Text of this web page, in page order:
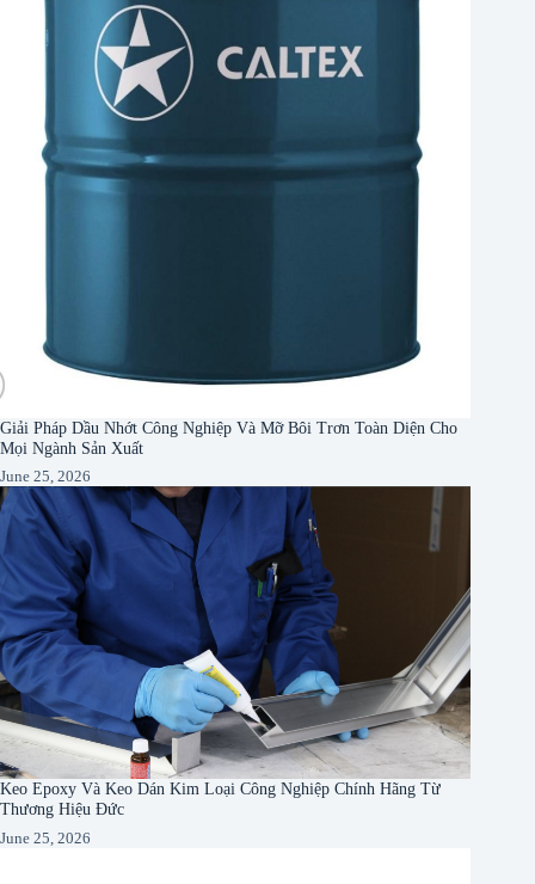
Giải Pháp Dầu Nhớt Công Nghiệp Và Mỡ Bôi Trơn Toàn Diện Cho
Mọi Ngành Sản Xuất
June 25, 2026
Keo Epoxy Và Keo Dán Kim Loại Công Nghiệp Chính Hãng Từ
Thương Hiệu Đức
June 25, 2026